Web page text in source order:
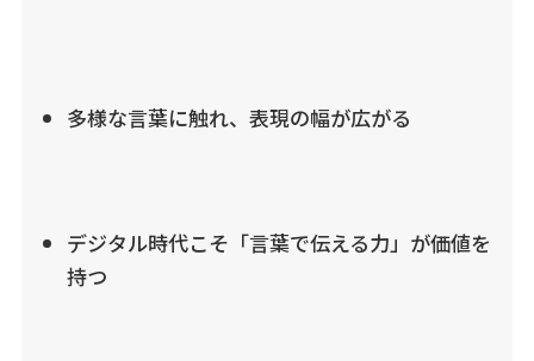
多様な言葉に触れ、表現の幅が広がる
デジタル時代こそ「言葉で伝える力」が価値を
持つ